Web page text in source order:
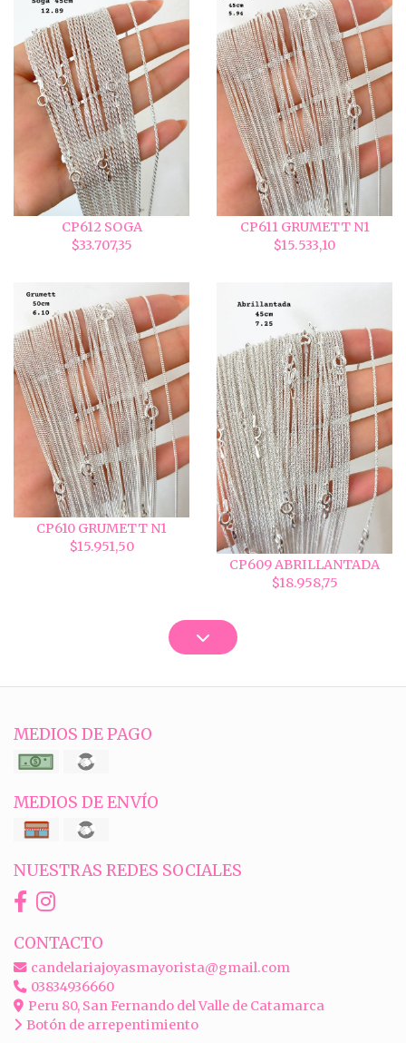
CP612 SOGA
$33.707,35
CP611 GRUMETT N1
$15.533,10
CP610 GRUMETT N1
$15.951,50
CP609 ABRILLANTADA
$18.958,75
MEDIOS DE PAGO
MEDIOS DE ENVÍO
NUESTRAS REDES SOCIALES
CONTACTO
candelariajoyasmayorista@gmail.com
03834936660
Peru 80, San Fernando del Valle de Catamarca
Botón de arrepentimiento